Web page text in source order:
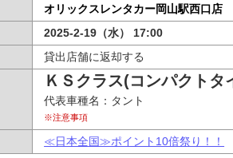
オリックスレンタカー岡山駅西口店
2025-2-19（水） 17:00
貸出店舗に返却する
ＫＳクラス(コンパクトタ
代表車種名：タント
※注意事項
≪日本全国≫ポイント10倍祭り！！